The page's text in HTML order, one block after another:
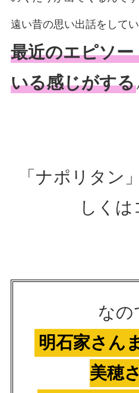
遠い昔の思い出話をしてい
最近のエピソ
いる感じがする
「ナポリタン
しくは
なの
明石家さん
美穂